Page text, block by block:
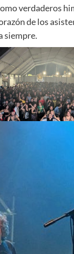
verdaderos
de los
siempre.